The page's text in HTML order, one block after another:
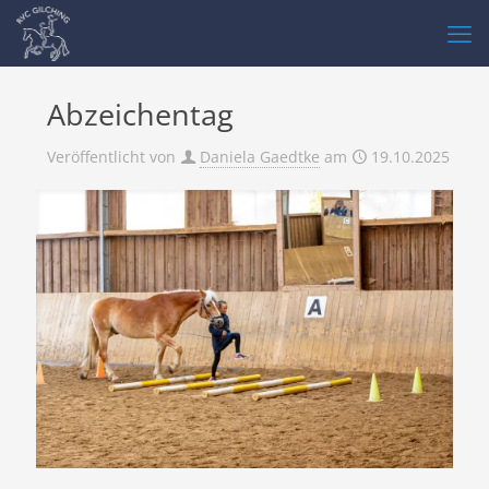
Abzeichentag
Veröffentlicht von Daniela Gaedtke am 19.10.2025